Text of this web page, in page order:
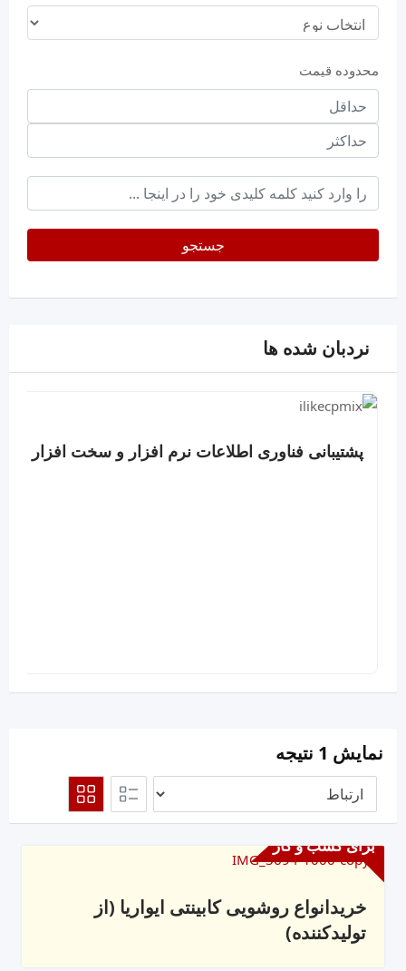
محدوده قیمت
حداقل
قیمت
حداکثر
keyword
جستجو
نردبان شده ها
پشتیبانی فناوری اطلاعات نرم افزار و سخت افزار
نمایش 1 نتیجه
برای کسب و کار
خریدانواع روشویی کابینتی ایواریا (از
تولیدکننده)